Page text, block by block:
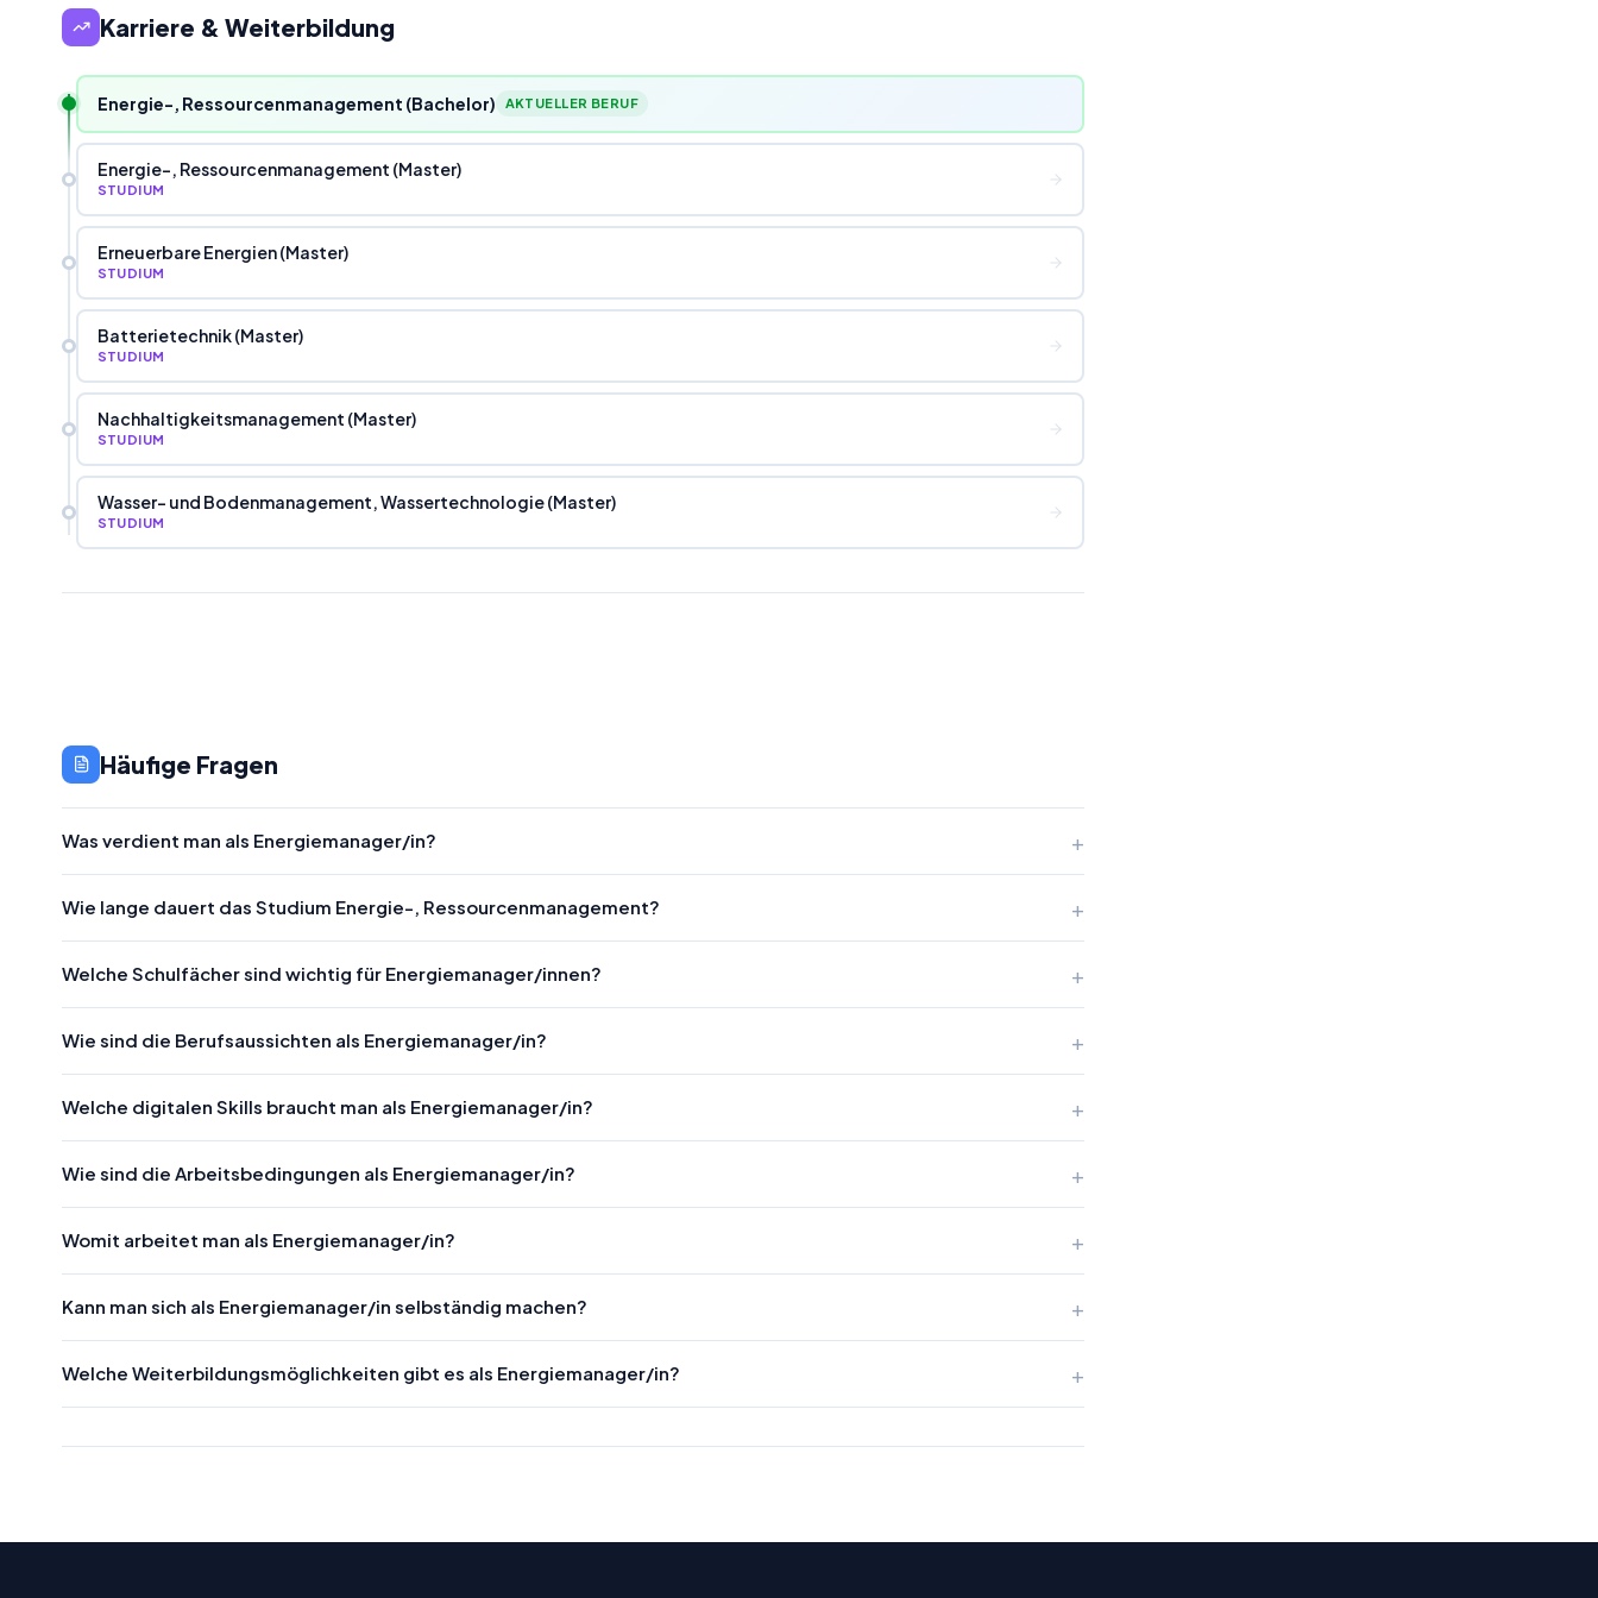
Karriere & Weiterbildung
Energie-, Ressourcenmanagement (Bachelor) AKTUELLER BERUF
Energie-, Ressourcenmanagement (Master)
STUDIUM
Erneuerbare Energien (Master)
STUDIUM
Batterietechnik (Master)
STUDIUM
Nachhaltigkeitsmanagement (Master)
STUDIUM
Wasser- und Bodenmanagement, Wassertechnologie (Master)
STUDIUM
Häufige Fragen
Was verdient man als Energiemanager/in?
Wie lange dauert das Studium Energie-, Ressourcenmanagement?
Welche Schulfächer sind wichtig für Energiemanager/innen?
Wie sind die Berufsaussichten als Energiemanager/in?
Welche digitalen Skills braucht man als Energiemanager/in?
Wie sind die Arbeitsbedingungen als Energiemanager/in?
Womit arbeitet man als Energiemanager/in?
Kann man sich als Energiemanager/in selbständig machen?
Welche Weiterbildungsmöglichkeiten gibt es als Energiemanager/in?